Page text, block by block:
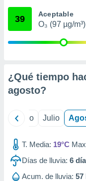
mediante
publicidad
1199
39 Aceptable
O₃ (97 µg/m³)
¿Qué tiempo
agosto?
Junio Julio
T. Media: 19°C
Días de lluvia: 6
Acum. de lluvia: 57